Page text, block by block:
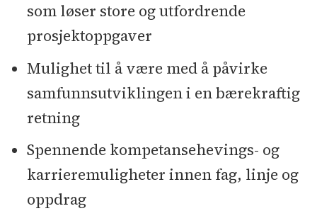
som løser store og utfordrende
prosjektoppgaver
Mulighet til å være med å påvirke
samfunnsutviklingen i en bærekraftig
retning
Spennende kompetansehevings- og
karrieremuligheter innen fag, linje og
oppdrag